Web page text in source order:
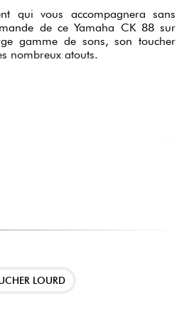
qui vous accompagnera sans
de ce Yamaha CK 88 sur
gamme de sons, son toucher
nombreux atouts.
ses haut-parleurs intégrés
LOURD